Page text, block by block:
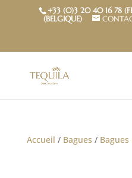
+33 (0)3 20 40 16 78
(BELGIQUE)
Accueil / Bagues / Bagues